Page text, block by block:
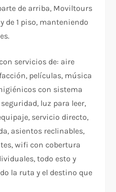
de arriba, Moviltours
de 1 piso, manteniendo
servicios de: aire
películas, música
con sistema
luz para leer,
servicio directo,
asientos reclinables,
wifi con cobertura
todo esto y
la ruta y el destino que